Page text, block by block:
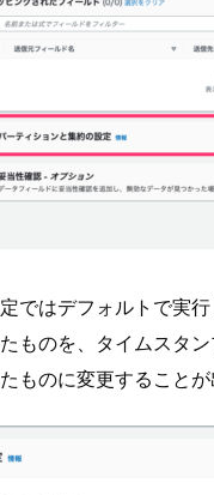
ではデフォルトで実
ものを、タイムスタ
ものに変更することが